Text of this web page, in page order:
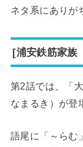
ネタ系にありが
[浦安鉄筋家
第2話では、「
なまるき）が登
語尾に「～らむ